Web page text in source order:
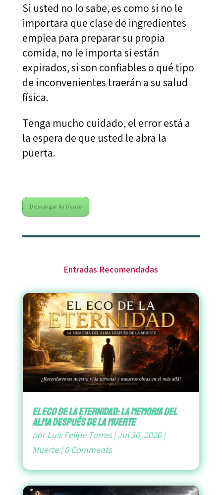
Si usted no lo sabe, es como si no le
importara que clase de ingredientes
emplea para preparar su propia
comida, no le importa si están
expirados, si son confiables o qué tipo
de inconvenientes traerán a su salud
física.
Tenga mucho cuidado, el error está a
la espera de que usted le abra la
puerta.
Descargar Artículo
Entradas Recomendadas
El Eco de la Eternidad: La Memoria del
Alma después de la Muerte
porLuis Felipe Torres|Jul 30, 2026|
Muerte|0 Comments